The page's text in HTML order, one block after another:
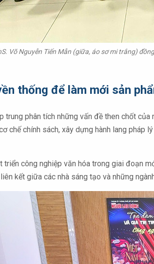
Võ Nguyễn Tiến Mẫn (giữa, áo sơ mi trắng)
thống để làm mới sản
trung phân tích những vấn đề then chốt
chế chính sách, xây dựng hành lang
triển công nghiệp văn hóa trong giai đoạn
kết giữa các nhà sáng tạo và những